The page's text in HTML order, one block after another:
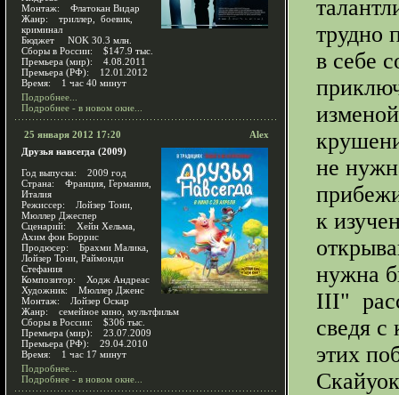
Монтаж: Флатокан Видар
Жанр: триллер, боевик,
криминал
Бюджет NOK 30.3 млн.
Сборы в России: $147.9 тыс.
Премьера (мир): 4.08.2011
Премьера (РФ): 12.01.2012
Время: 1 час 40 минут
Подробнее...
Подробнее - в новом окне...
25 января 2012 17:20
Alex
Друзья навсегда (2009)
Год выпуска: 2009 год
Страна: Франция, Германия,
Италия
Режиссер: Лойзер Тони,
Мюллер Джеспер
Сценарий: Хейн Хельма,
Ахим фон Боррис
Продюсер: Брахми Малика,
Лойзер Тони, Раймонди
Стефания
Композитор: Ходж Андреас
Художник: Мюллер Дженс
Монтаж: Лойзер Оскар
Жанр: семейное кино, мультфильм
Сборы в России: $306 тыс.
Премьера (мир): 23.07.2009
Премьера (РФ): 29.04.2010
Время: 1 час 17 минут
Подробнее...
Подробнее - в новом окне...
трудно
в себе
не
к
нужна
III"
сведя с
этих